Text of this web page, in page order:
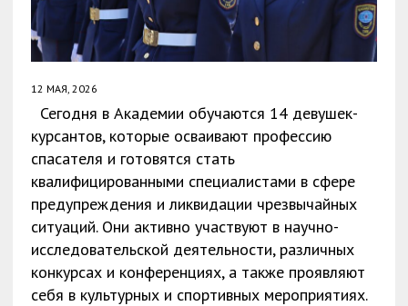
12 МАЯ, 2026
Сегодня в Академии обучаются 14 девушек-
курсантов, которые осваивают профессию
спасателя и готовятся стать
квалифицированными специалистами в сфере
предупреждения и ликвидации чрезвычайных
ситуаций. Они активно участвуют в научно-
исследовательской деятельности, различных
конкурсах и конференциях, а также проявляют
себя в культурных и спортивных мероприятиях.